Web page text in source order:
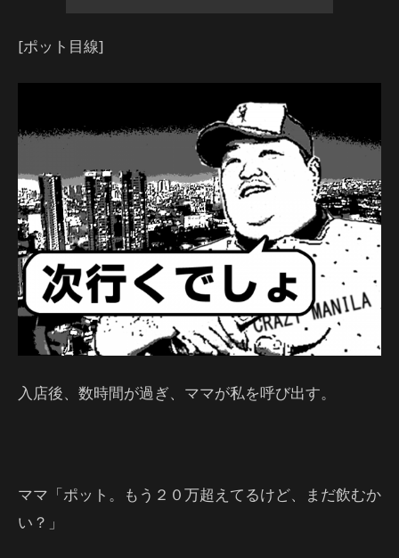
[ポット目線]
入店後、数時間が過ぎ、ママが私を呼び出す。
ママ「ポット。もう２０万超えてるけど、まだ飲むか
い？」